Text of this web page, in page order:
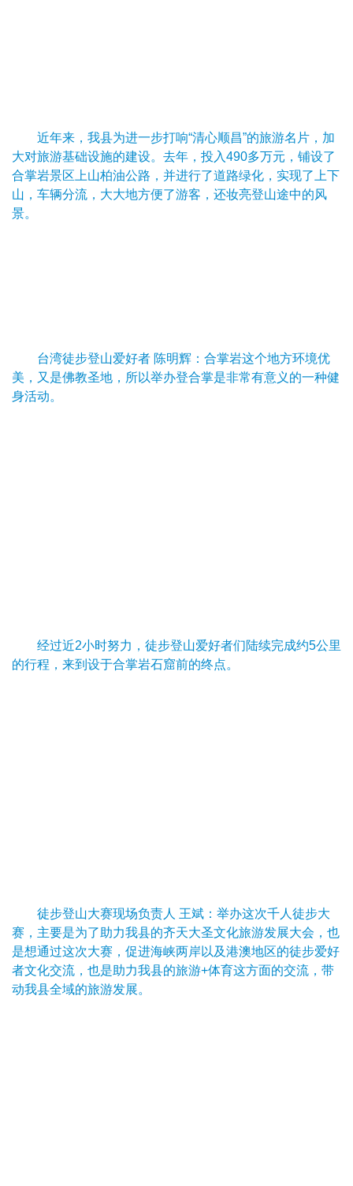
近年来，我县为进一步打响“清心顺昌”的旅游名片，加
大对旅游基础设施的建设。去年，投入490多万元，铺设了
合掌岩景区上山柏油公路，并进行了道路绿化，实现了上下
山，车辆分流，大大地方便了游客，还妆亮登山途中的风
景。
台湾徒步登山爱好者 陈明辉：合掌岩这个地方环境优
美，又是佛教圣地，所以举办登合掌是非常有意义的一种健
身活动。
经过近2小时努力，徒步登山爱好者们陆续完成约5公里
的行程，来到设于合掌岩石窟前的终点。
徒步登山大赛现场负责人 王斌：举办这次千人徒步大
赛，主要是为了助力我县的齐天大圣文化旅游发展大会，也
是想通过这次大赛，促进海峡两岸以及港澳地区的徒步爱好
者文化交流，也是助力我县的旅游+体育这方面的交流，带
动我县全域的旅游发展。